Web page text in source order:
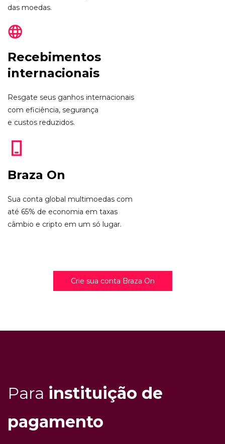
das moedas.
Recebimentos
internacionais
Resgate seus ganhos internacionais
com eficiência, segurança
e custos reduzidos.
Braza On
Sua conta global multimoedas com
até 65% de economia em taxas
câmbio e cripto em um só lugar.
Crie sua conta Braza On
Para instituição de
pagamento